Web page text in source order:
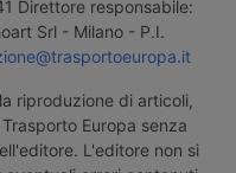
Direttore responsabile:
Srl - Milano - P.I.
riproduzione di articoli,
Europa senza
L'editore non si